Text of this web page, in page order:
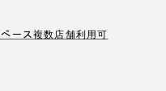
ース複数店舗利用可